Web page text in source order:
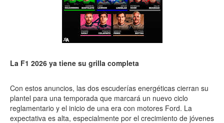
La F1 2026 ya tiene su grilla completa
Con estos anuncios, las dos escuderías energéticas cierran su
plantel para una temporada que marcará un nuevo ciclo
reglamentario y el inicio de una era con motores Ford. La
expectativa es alta, especialmente por el crecimiento de jóvenes